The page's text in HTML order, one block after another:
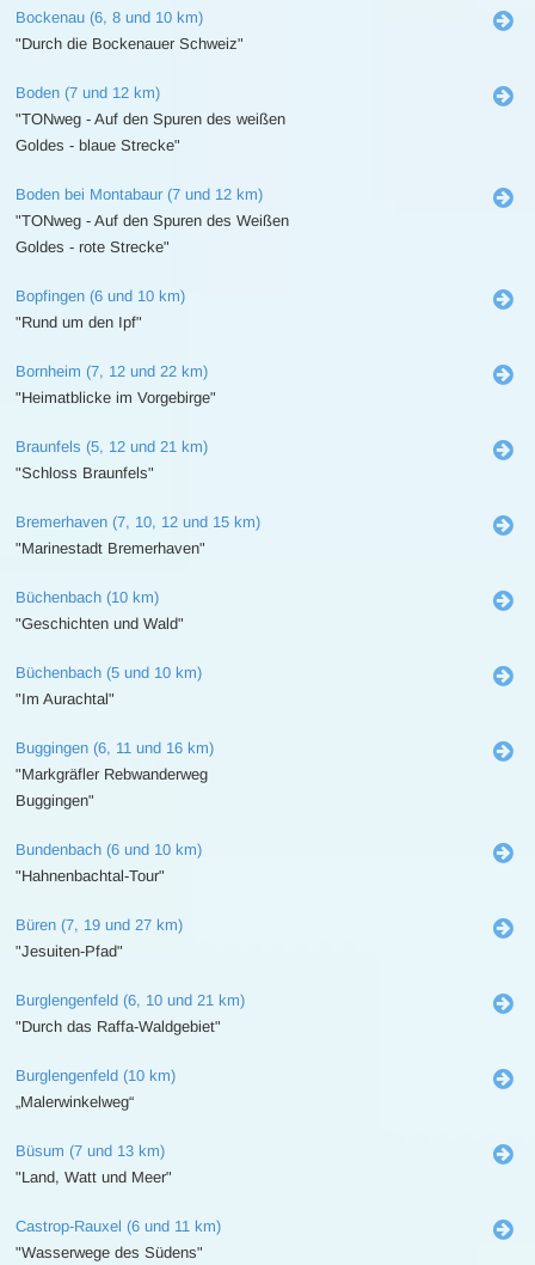
Bockenau (6, 8 und 10 km)
"Durch die Bockenauer Schweiz"
Boden (7 und 12 km)
"TONweg - Auf den Spuren des weißen
Goldes - blaue Strecke"
Boden bei Montabaur (7 und 12 km)
"TONweg - Auf den Spuren des Weißen
Goldes - rote Strecke"
Bopfingen (6 und 10 km)
"Rund um den Ipf"
Bornheim (7, 12 und 22 km)
"Heimatblicke im Vorgebirge"
Braunfels (5, 12 und 21 km)
"Schloss Braunfels"
Bremerhaven (7, 10, 12 und 15 km)
"Marinestadt Bremerhaven"
Büchenbach (10 km)
"Geschichten und Wald"
Büchenbach (5 und 10 km)
"Im Aurachtal"
Buggingen (6, 11 und 16 km)
"Markgräfler Rebwanderweg
Buggingen"
Bundenbach (6 und 10 km)
"Hahnenbachtal-Tour"
Büren (7, 19 und 27 km)
"Jesuiten-Pfad"
Burglengenfeld (6, 10 und 21 km)
"Durch das Raffa-Waldgebiet"
Burglengenfeld (10 km)
„Malerwinkelweg“
Büsum (7 und 13 km)
"Land, Watt und Meer"
Castrop-Rauxel (6 und 11 km)
"Wasserwege des Südens"